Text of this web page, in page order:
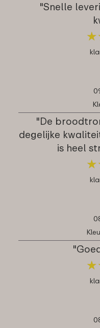
"Snelle
★
★
"De
degelijke
is heel
★
★
★
★